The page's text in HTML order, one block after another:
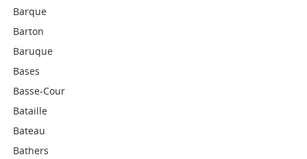
Barque
Barton
Baruque
Bases
Basse-Cour
Bataille
Bateau
Bathers